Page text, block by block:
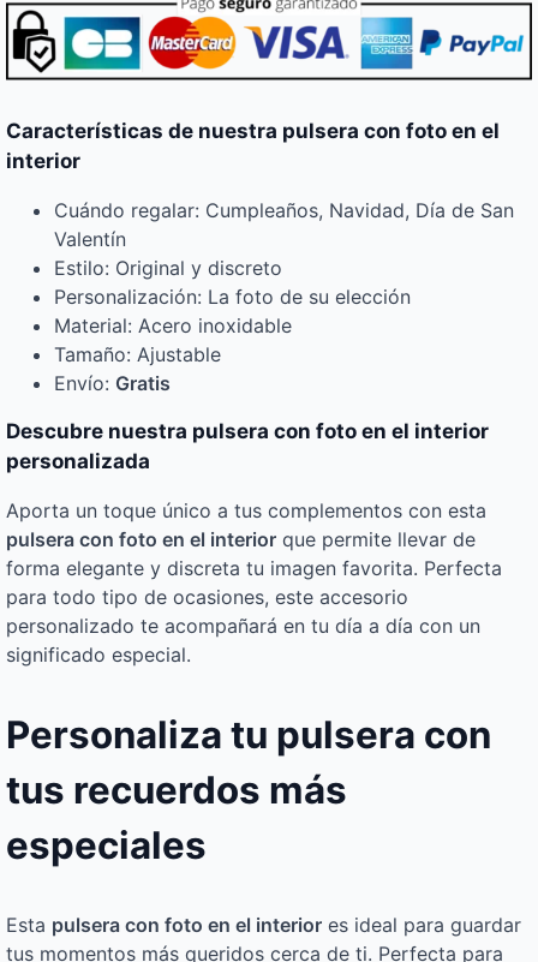
Características de nuestra pulsera con foto en el
interior
Cuándo regalar: Cumpleaños, Navidad, Día de San
Valentín
Estilo: Original y discreto
Personalización: La foto de su elección
Material: Acero inoxidable
Tamaño: Ajustable
Envío: Gratis
Descubre nuestra pulsera con foto en el interior
personalizada
Aporta un toque único a tus complementos con esta
pulsera con foto en el interior que permite llevar de
forma elegante y discreta tu imagen favorita. Perfecta
para todo tipo de ocasiones, este accesorio
personalizado te acompañará en tu día a día con un
significado especial.
Personaliza tu pulsera con
tus recuerdos más
especiales
Esta pulsera con foto en el interior es ideal para guardar
tus momentos más queridos cerca de ti. Perfecta para